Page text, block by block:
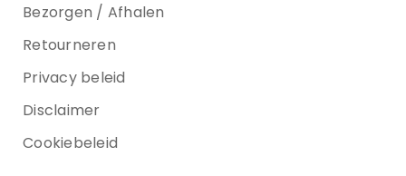
Bezorgen / Afhalen
Retourneren
Privacy beleid
Disclaimer
Cookiebeleid